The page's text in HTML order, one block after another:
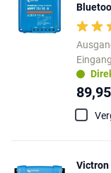
Victron